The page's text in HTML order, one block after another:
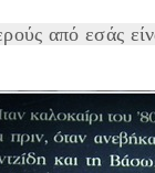
από εσάς